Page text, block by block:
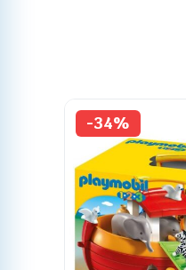
-34%